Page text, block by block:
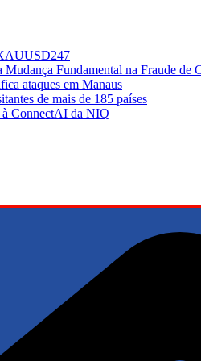
Fundamental na Fraude de
ataques em Manaus
de mais de 185 países
à ConnectAI da NIQ